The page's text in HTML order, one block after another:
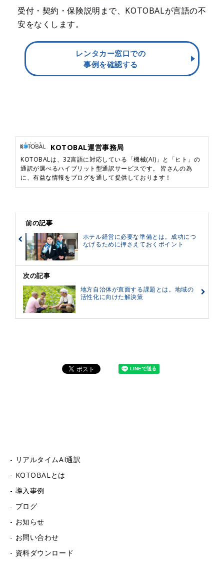
受付・契約・保険説明まで、KOTOBALが言語の不
安をなくします。
レンタカー窓口での
事例を確認する
KOTOBAL運営事務局
KOTOBALは、32言語に対応している「機械(AI)」と「ヒト」の
通訳が選べるハイブリット型通訳サービスです。 皆さんの為
に、有益な情報をブログを通して提供しております！
前の記事
ホテル経営に必要な準備とは。成功につ
なげるために押さえておくポイント
次の記事
地方自治体が直面する課題とは。地域の
活性化に向けた解決策
リアルタイムAI通訳
KOTOBALとは
導入事例
ブログ
お知らせ
お問い合わせ
資料ダウンロード